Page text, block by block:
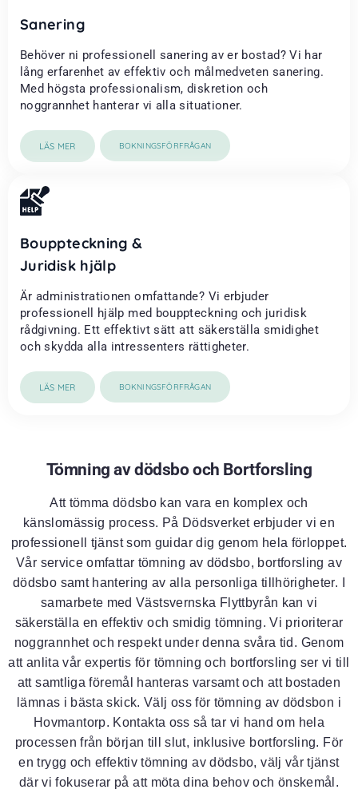
Sanering
Behöver ni professionell sanering av er bostad? Vi har
lång erfarenhet av effektiv och målmedveten sanering.
Med högsta professionalism, diskretion och
noggrannhet hanterar vi alla situationer.
LÄS MER BOKNINGSFÖRFRÅGAN
Bouppteckning &
Juridisk hjälp
Är administrationen omfattande? Vi erbjuder
professionell hjälp med bouppteckning och juridisk
rådgivning. Ett effektivt sätt att säkerställa smidighet
och skydda alla intressenters rättigheter.
LÄS MER BOKNINGSFÖRFRÅGAN
Tömning av dödsbo och Bortforsling
Att tömma dödsbo kan vara en komplex och
känslomässig process. På Dödsverket erbjuder vi en
professionell tjänst som guidar dig genom hela förloppet.
Vår service omfattar tömning av dödsbo, bortforsling av
dödsbo samt hantering av alla personliga tillhörigheter. I
samarbete med Västsvernska Flyttbyrån kan vi
säkerställa en effektiv och smidig tömning. Vi prioriterar
noggrannhet och respekt under denna svåra tid. Genom
att anlita vår expertis för tömning och bortforsling ser vi till
att samtliga föremål hanteras varsamt och att bostaden
lämnas i bästa skick. Välj oss för tömning av dödsbon i
Hovmantorp. Kontakta oss så tar vi hand om hela
processen från början till slut, inklusive bortforsling. För
en trygg och effektiv tömning av dödsbo, välj vår tjänst
där vi fokuserar på att möta dina behov och önskemål.